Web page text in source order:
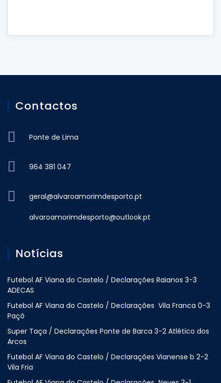
Contactos
Ponte de Lima
964 381 047
geral@alvaroamorimdesporto.pt
alvaroamorimdesporto@outlook.pt
Notícias
Futebol AF Viana do Castelo / Declarações Raianos 3-3
ADECAS
Futebol AF Viana do Castelo / Declarações Vila Franca 0-3
Paçõ
Super Taça / Declarações Ponte de Barca 3-2 Atlético dos
Arcos
Futebol AF Viana do Castelo / Declarações Vianense b 2-2
Vila Fria